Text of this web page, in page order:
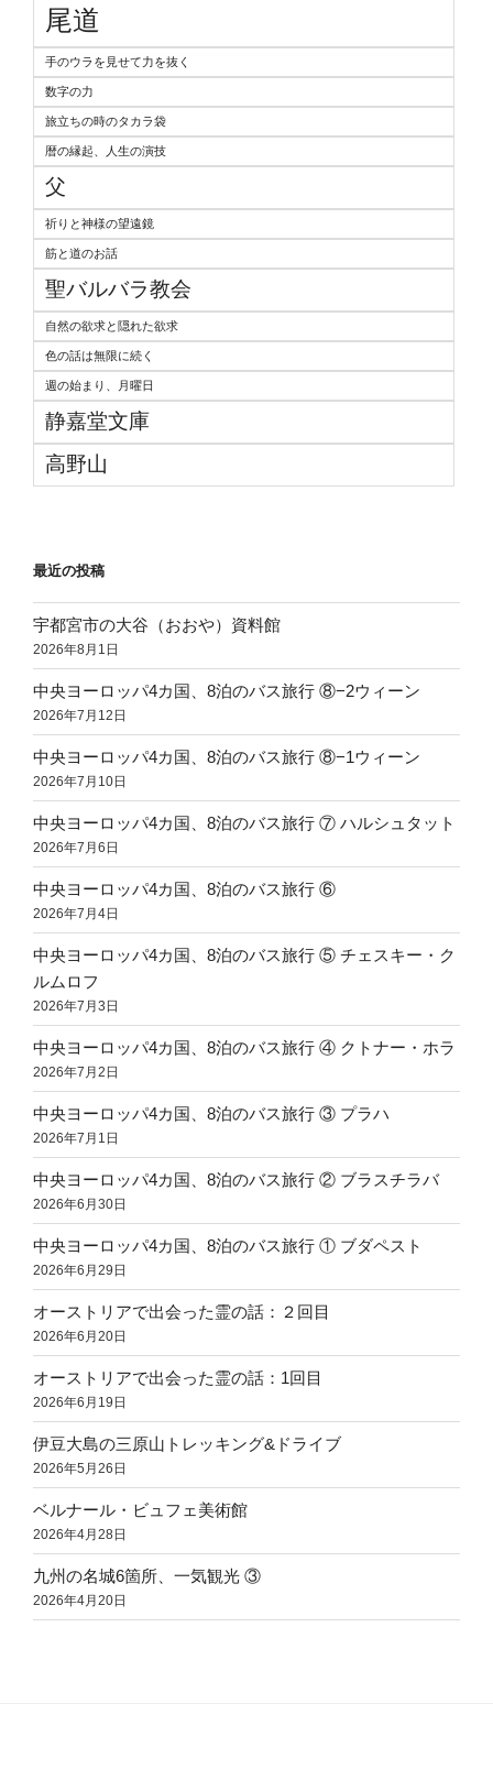
尾道
手のウラを見せて力を抜く
数字の力
旅立ちの時のタカラ袋
暦の縁起、人生の演技
父
祈りと神様の望遠鏡
筋と道のお話
聖バルバラ教会
自然の欲求と隠れた欲求
色の話は無限に続く
週の始まり、月曜日
静嘉堂文庫
高野山
最近の投稿
宇都宮市の大谷（おおや）資料館
2026年8月1日
中央ヨーロッパ4カ国、8泊のバス旅行 ⑧−2ウィーン
2026年7月12日
中央ヨーロッパ4カ国、8泊のバス旅行 ⑧−1ウィーン
2026年7月10日
中央ヨーロッパ4カ国、8泊のバス旅行 ⑦ ハルシュタット
2026年7月6日
中央ヨーロッパ4カ国、8泊のバス旅行 ⑥
2026年7月4日
中央ヨーロッパ4カ国、8泊のバス旅行 ⑤ チェスキー・ク
ルムロフ
2026年7月3日
中央ヨーロッパ4カ国、8泊のバス旅行 ④ クトナー・ホラ
2026年7月2日
中央ヨーロッパ4カ国、8泊のバス旅行 ③ プラハ
2026年7月1日
中央ヨーロッパ4カ国、8泊のバス旅行 ② ブラスチラバ
2026年6月30日
中央ヨーロッパ4カ国、8泊のバス旅行 ① ブダペスト
2026年6月29日
オーストリアで出会った霊の話：２回目
2026年6月20日
オーストリアで出会った霊の話：1回目
2026年6月19日
伊豆大島の三原山トレッキング&ドライブ
2026年5月26日
ベルナール・ビュフェ美術館
2026年4月28日
九州の名城6箇所、一気観光 ③
2026年4月20日